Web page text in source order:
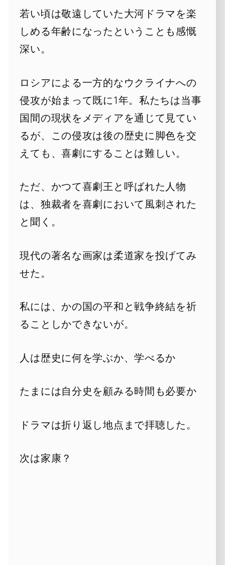
若い頃は敬遠していた大河ドラマを楽
しめる年齢になったということも感慨
深い。
ロシアによる一方的なウクライナへの
侵攻が始まって既に1年。私たちは当事
国間の現状をメディアを通じて見てい
るが、この侵攻は後の歴史に脚色を交
えても、喜劇にすることは難しい。
ただ、かつて喜劇王と呼ばれた人物
は、独裁者を喜劇において風刺された
と聞く。
現代の著名な画家は柔道家を投げてみ
せた。
私には、かの国の平和と戦争終結を祈
ることしかできないが。
人は歴史に何を学ぶか、学べるか
たまには自分史を顧みる時間も必要か
ドラマは折り返し地点まで拝聴した。
次は家康？